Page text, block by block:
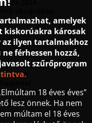
amelyek
kiskorúakra károsak
az ilyen tartalmakhoz
férhessen hozzá,
szűrőprogram
18 éves éves”
lesz önnek. Ha nem
múltam el 18 éves
2024
kérdések